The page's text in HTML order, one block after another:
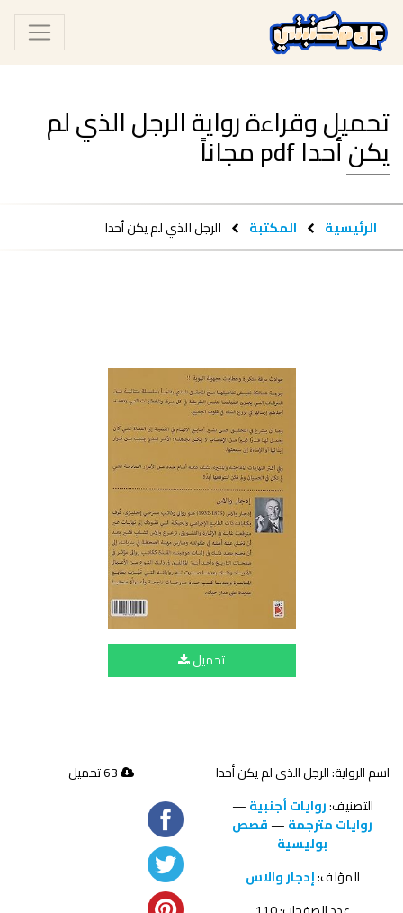
تحميل وقراءة رواية الرجل الذي لم
يكن أحدا pdf مجاناً
الرئيسية المكتبة الرجل الذي لم يكن أحدا
تحميل
اسم الرواية: الرجل الذي لم يكن أحدا
التصنيف:روايات أجنبية—
روايات مترجمة—قصص
بوليسية
المؤلف:إدجار والاس